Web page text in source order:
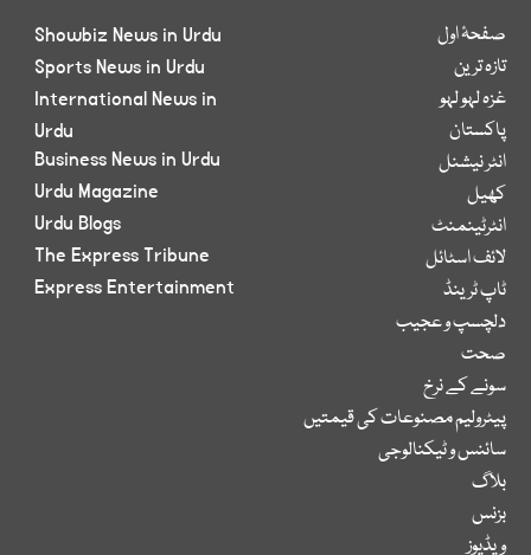
صفحۂ اول
تازہ ترین
غزہ لہو لہو
پاکستان
انٹر نیشنل
کھیل
انٹرٹینمنٹ
لائف اسٹائل
ٹاپ ٹرینڈ
دلچسپ و عجیب
صحت
سونے کے نرخ
پیٹرولیم مصنوعات کی قیمتیں
سائنس و ٹیکنالوجی
بلاگ
بزنس
ویڈیوز
Showbiz News in Urdu
Sports News in Urdu
International News in
Urdu
Business News in Urdu
Urdu Magazine
Urdu Blogs
The Express Tribune
Express Entertainment